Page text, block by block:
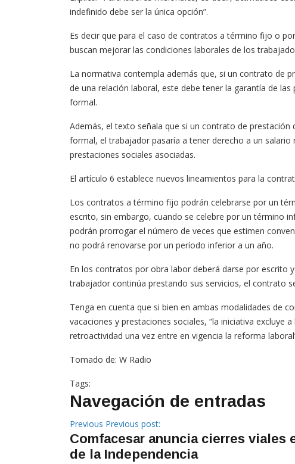
indefinido debe ser la única opción”.
Es decir que para el caso de contratos a término fijo o
buscan mejorar las condiciones laborales de los
La normativa contempla además que, si un contrato de
de una relación laboral, este debe tener la garantía de
formal.
Además, el texto señala que si un contrato de
formal, el trabajador pasaría a tener derecho a un
prestaciones sociales asociadas.
El artículo 6 establece nuevos lineamientos para la
Los contratos a término fijo podrán celebrarse por un
escrito, sin embargo, cuando se celebre por un término
podrán prorrogar el número de veces que estimen
no podrá renovarse por un período inferior a un año.
En los contratos por obra labor deberá darse por escrito
trabajador continúa prestando sus servicios, el contrato
Tenga en cuenta que si bien en ambas modalidades de
vacaciones y prestaciones sociales, “la iniciativa excluye
retroactividad una vez entre en vigencia la reforma
Tomado de: W Radio
Tags:
Navegación de entradas
Previous Previous post:
Comfacesar anuncia cierres viales
de la Independencia